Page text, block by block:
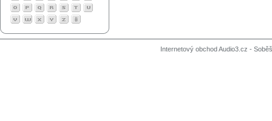
Internetový obchod Audio3.cz -